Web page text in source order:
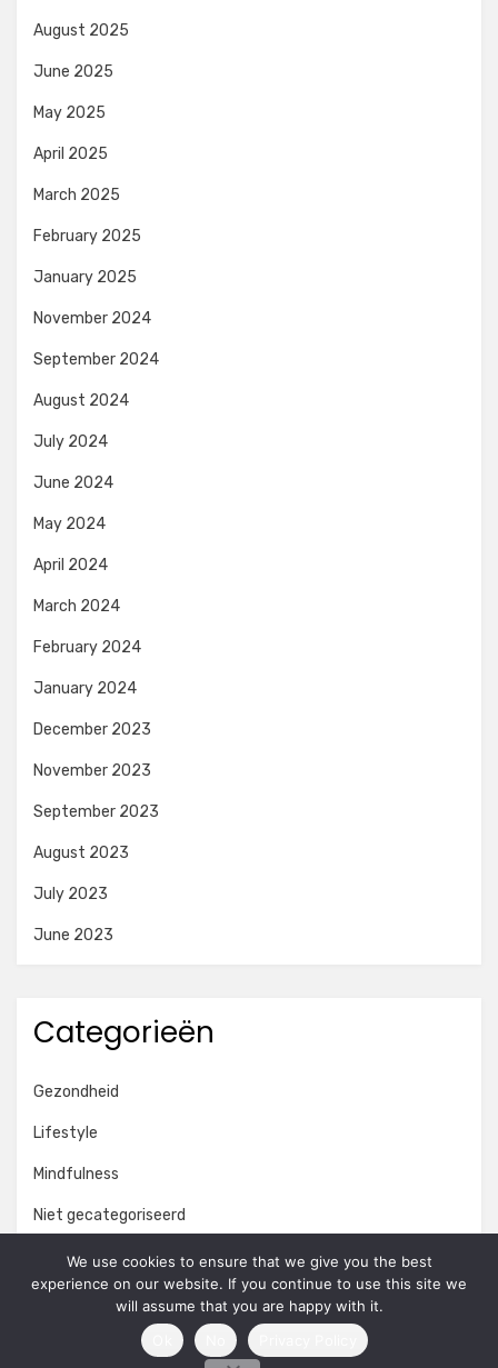
August 2025
June 2025
May 2025
April 2025
March 2025
February 2025
January 2025
November 2024
September 2024
August 2024
July 2024
June 2024
May 2024
April 2024
March 2024
February 2024
January 2024
December 2023
November 2023
September 2023
August 2023
July 2023
June 2023
Categorieën
Gezondheid
Lifestyle
Mindfulness
Niet gecategoriseerd
Onderwijs
Persoonlijke ontwikkeling
We use cookies to ensure that we give you the best
experience on our website. If you continue to use this site we
will assume that you are happy with it.